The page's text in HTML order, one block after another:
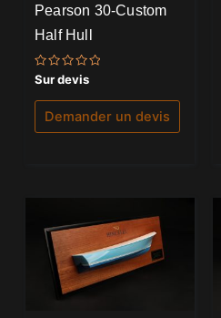
Pearson 30-Custom
Half Hull
Note
0
sur
Sur devis
Demander un devis